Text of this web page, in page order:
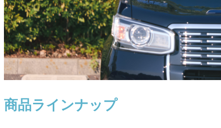
商品ラインナップ